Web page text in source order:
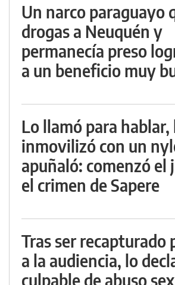
Un narco paraguayo
drogas a Neuquén y
permanecía preso
a un beneficio muy
Lo llamó para hablar,
inmovilizó con un
apuñaló: comenzó el
el crimen de Sapere
Tras ser recapturado
a la audiencia, lo
culpable de abuso